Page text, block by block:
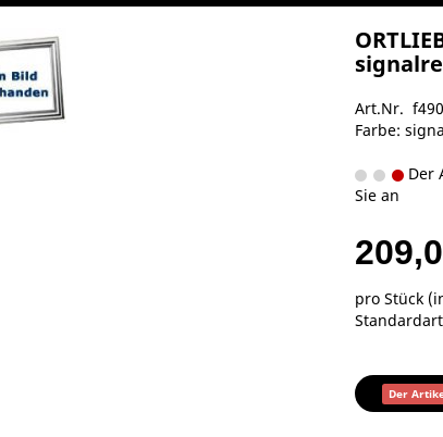
Art.Nr.
Farbe:
Der
Sie an
pro Stück
Der